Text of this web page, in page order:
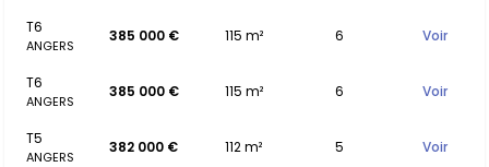
T6
ANGERS
385 000 € 115 m² 6 Voir
T6
ANGERS
385 000 € 115 m² 6 Voir
T5
ANGERS
382 000 € 112 m² 5 Voir